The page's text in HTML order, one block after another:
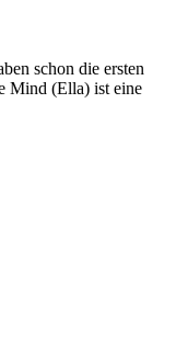
schon die ersten
Mind (Ella) ist eine